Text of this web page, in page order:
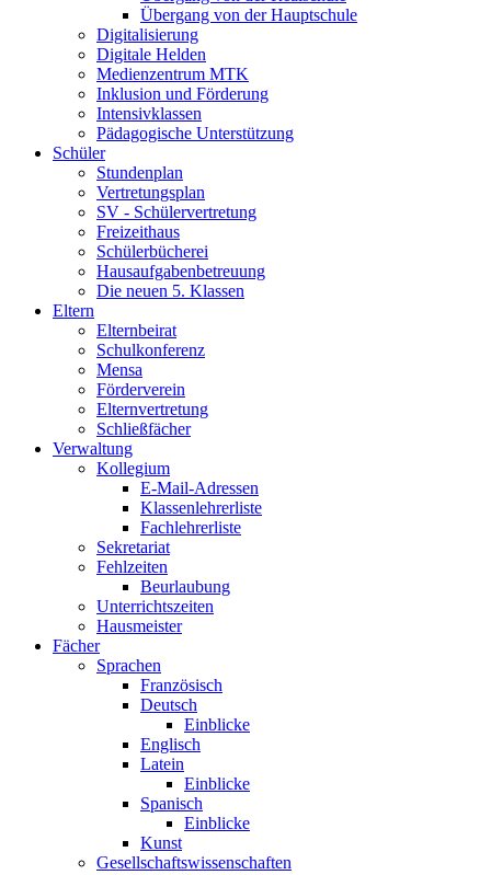
Übergang von der Hauptschule
Digitalisierung
Digitale Helden
Medienzentrum MTK
Inklusion und Förderung
Intensivklassen
Pädagogische Unterstützung
Schüler
Stundenplan
Vertretungsplan
SV - Schülervertretung
Freizeithaus
Schülerbücherei
Hausaufgabenbetreuung
Die neuen 5. Klassen
Eltern
Elternbeirat
Schulkonferenz
Mensa
Förderverein
Elternvertretung
Schließfächer
Verwaltung
Kollegium
E-Mail-Adressen
Klassenlehrerliste
Fachlehrerliste
Sekretariat
Fehlzeiten
Beurlaubung
Unterrichtszeiten
Hausmeister
Fächer
Sprachen
Französisch
Deutsch
Einblicke
Englisch
Latein
Einblicke
Spanisch
Einblicke
Kunst
Gesellschaftswissenschaften